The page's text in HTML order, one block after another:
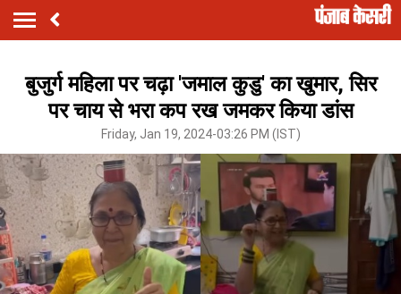
बुजुर्ग महिला पर चढ़ा 'जमाल कुडु' का खुमार, सिर
पर चाय से भरा कप रख जमकर किया डांस
Friday, Jan 19, 2024-03:26 PM (IST)